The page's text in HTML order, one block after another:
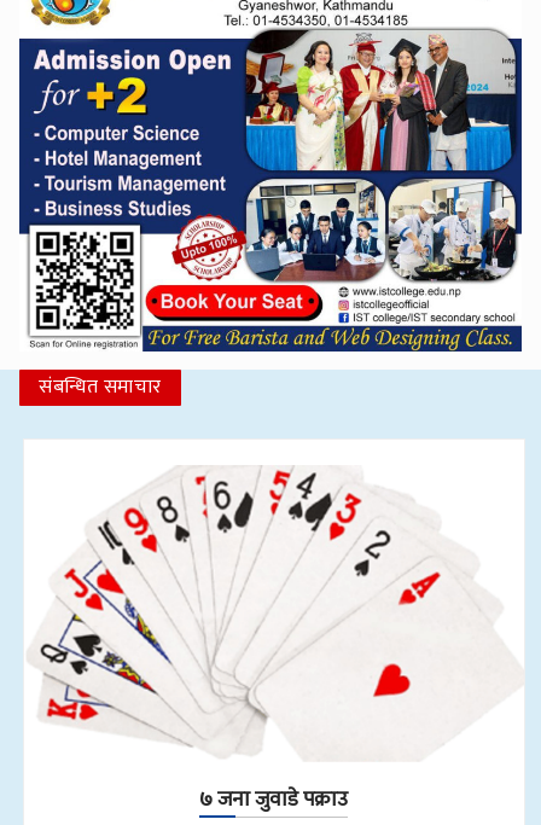
संबन्धित समाचार
७ जना जुवाडे पक्राउ